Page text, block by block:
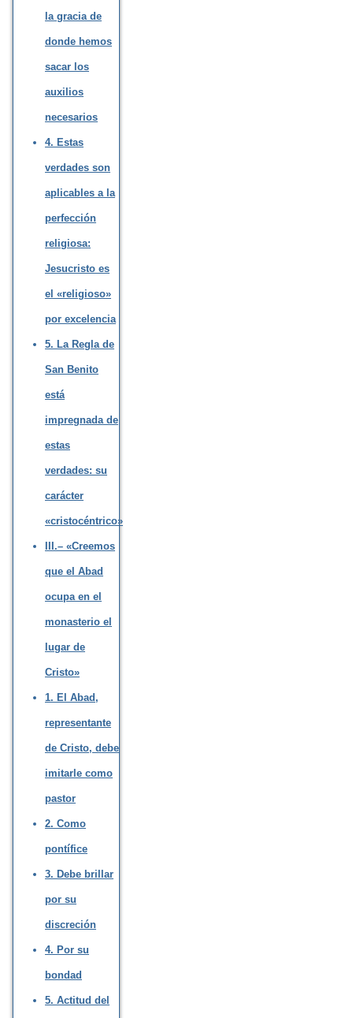
la gracia de
donde hemos
sacar los
auxilios
necesarios
4. Estas
verdades son
aplicables a la
perfección
religiosa:
Jesucristo es
el «religioso»
por excelencia
5. La Regla de
San Benito
está
impregnada de
estas
verdades: su
carácter
«cristocéntrico»
III.– «Creemos
que el Abad
ocupa en el
monasterio el
lugar de
Cristo»
1. El Abad,
representante
de Cristo, debe
imitarle como
pastor
2. Como
pontífice
3. Debe brillar
por su
discreción
4. Por su
bondad
5. Actitud del